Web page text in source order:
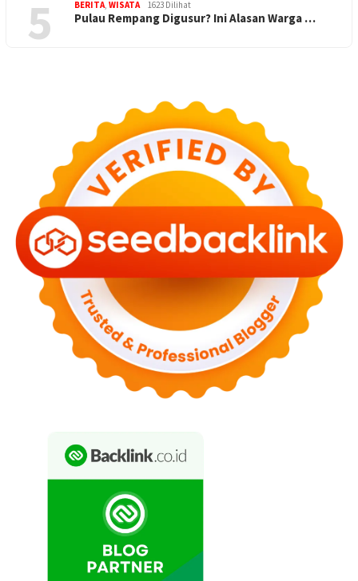
5 BERITA, WISATA 1623 Dilihat
Pulau Rempang Digusur? Ini Alasan Warga …